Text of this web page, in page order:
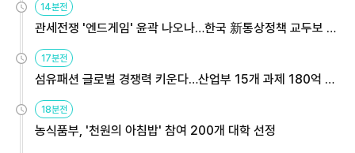
14분전
관세전쟁 '엔드게임' 윤곽 나오나…한국 新통상정책 교두보 활
17분전
섬유패션 글로벌 경쟁력 키운다…산업부 15개 과제 180억 지
18분전
농식품부, '천원의 아침밥' 참여 200개 대학 선정